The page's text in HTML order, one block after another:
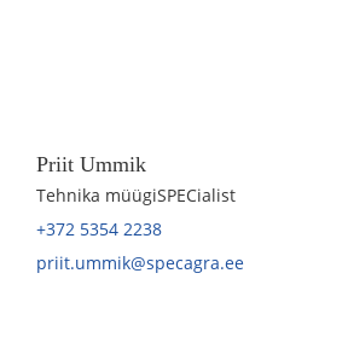
Priit Ummik
Tehnika müügiSPECialist
+372 5354 2238
priit.ummik@specagra.ee